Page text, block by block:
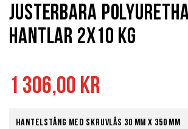
1 306,00 kr
Justerbara
Hantlar 2x10 kg
Hantelstång med skruvlås 30 mm x 350 mm
början
av
bildgalleriet